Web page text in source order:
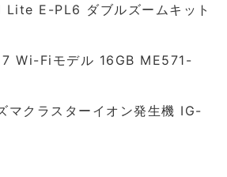
Lite E-PL6 ダブルズームキット
Wi-Fiモデル 16GB ME571-
マクラスターイオン発生機 IG-